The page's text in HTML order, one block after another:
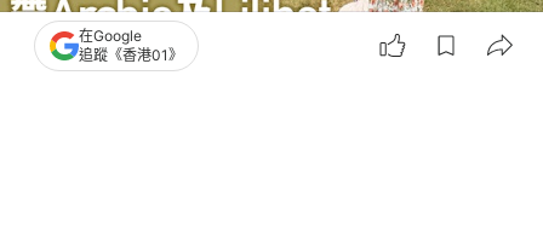
在Google
追蹤《香港01》